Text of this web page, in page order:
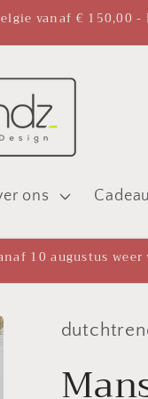
vanaf € 150,00
ons
10 augustus weer